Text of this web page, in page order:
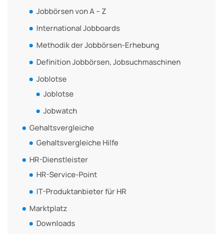
Jobbörsen von A – Z
International Jobboards
Methodik der Jobbörsen-Erhebung
Definition Jobbörsen, Jobsuchmaschinen
Joblotse
Joblotse
Jobwatch
Gehaltsvergleiche
Gehaltsvergleiche Hilfe
HR-Dienstleister
HR-Service-Point
IT-Produktanbieter für HR
Marktplatz
Downloads